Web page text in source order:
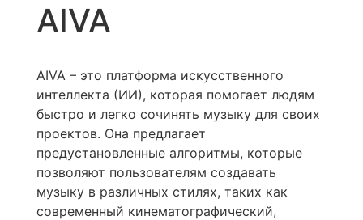
AIVA
AIVA – это платформа искусственного
интеллекта (ИИ), которая помогает людям
быстро и легко сочинять музыку для своих
проектов. Она предлагает
предустановленные алгоритмы, которые
позволяют пользователям создавать
музыку в различных стилях, таких как
современный кинематографический,